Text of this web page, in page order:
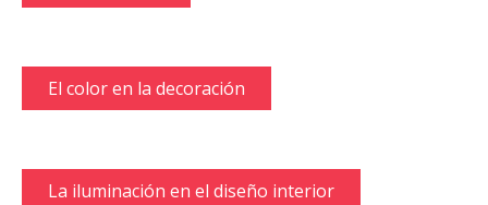
El color en la decoración
La iluminación en el diseño interior